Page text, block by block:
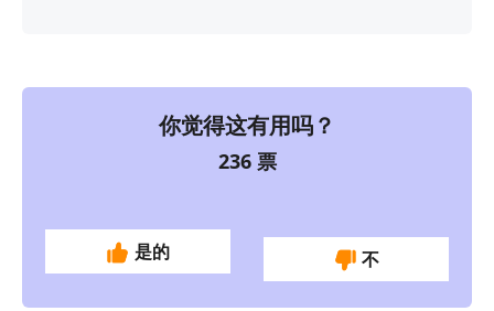
你觉得这有用吗？
236票
是的 不